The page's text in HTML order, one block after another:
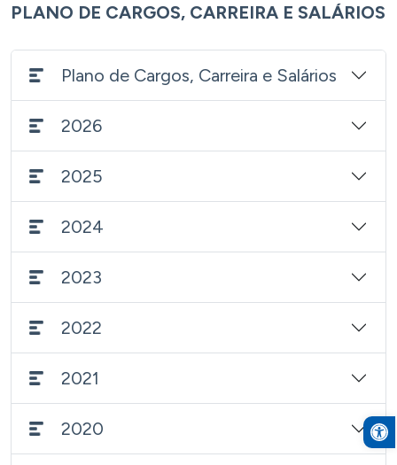
PLANO DE CARGOS, CARREIRA E SALÁRIOS
Plano de Cargos, Carreira e Salários
2026
2025
2024
2023
2022
2021
2020 Open